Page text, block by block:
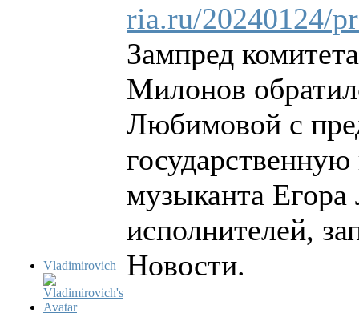
Vladimirovich
ria.ru/20240124/
Зампред
Милонов
Любимовой с
музыканта Егора
исполнителей,
Новости.